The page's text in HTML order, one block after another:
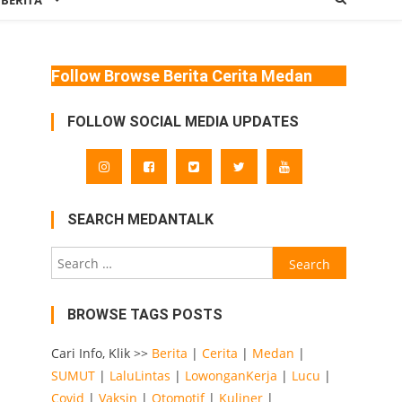
Follow Browse Berita Cerita Medan
FOLLOW SOCIAL MEDIA UPDATES
SEARCH MEDANTALK
Search
for:
BROWSE TAGS POSTS
Cari Info, Klik >> Berita | Cerita | Medan |
SUMUT| LaluLintas | LowonganKerja | Lucu |
Covid | Vaksin | Otomotif| Kuliner|